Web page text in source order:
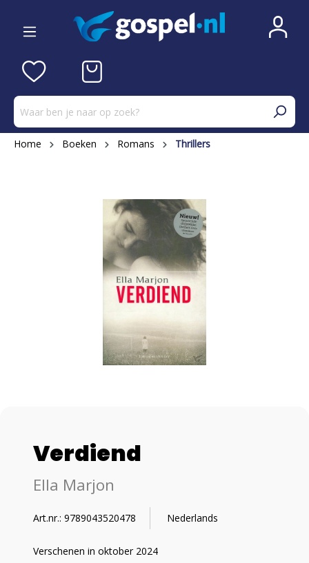
Home Boeken Romans Thrillers
Verdiend
Ella Marjon
Art.nr.: 9789043520478 Nederlands
Verschenen in oktober 2024